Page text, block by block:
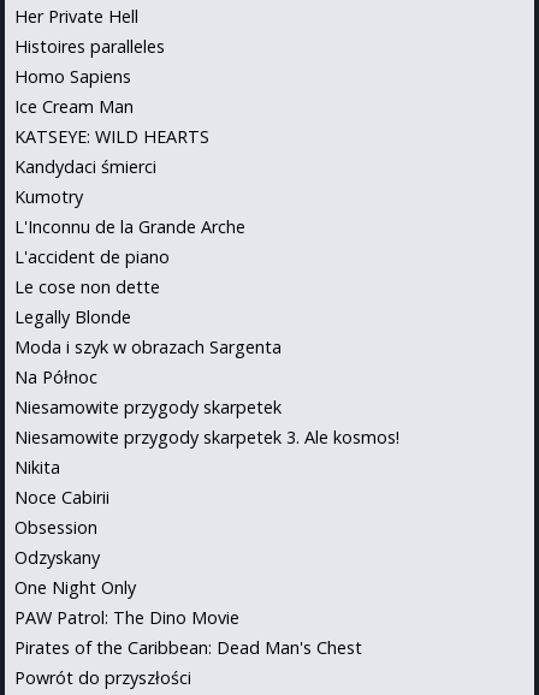
Her Private Hell
Histoires paralleles
Homo Sapiens
Ice Cream Man
KATSEYE: WILD HEARTS
Kandydaci śmierci
Kumotry
L'Inconnu de la Grande Arche
L'accident de piano
Le cose non dette
Legally Blonde
Moda i szyk w obrazach Sargenta
Na Północ
Niesamowite przygody skarpetek
Niesamowite przygody skarpetek 3. Ale kosmos!
Nikita
Noce Cabirii
Obsession
Odzyskany
One Night Only
PAW Patrol: The Dino Movie
Pirates of the Caribbean: Dead Man's Chest
Powrót do przyszłości